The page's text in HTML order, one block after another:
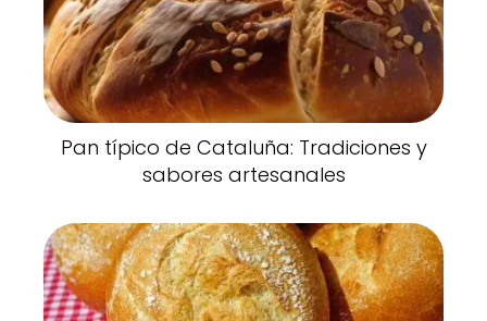
Pan típico de Cataluña: Tradiciones y
sabores artesanales